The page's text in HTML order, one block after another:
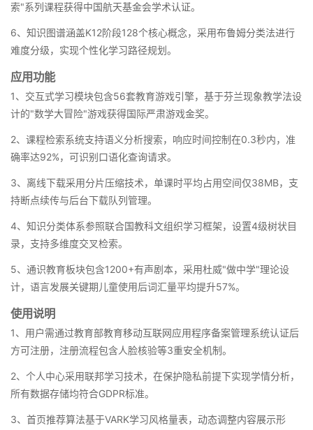
索"系列课程获得中国航天基金会学术认证。
6、知识图谱涵盖K12阶段128个核心概念，采用布鲁姆分类法进行
难度分级，实现个性化学习路径规划。
应用功能
1、交互式学习模块包含56套教育游戏引擎，基于芬兰现象教学法设
计的"数学大冒险"游戏获得国际严肃游戏金奖。
2、课程检索系统支持语义分析搜索，响应时间控制在0.3秒内，准
确率达92%，可识别口语化查询请求。
3、离线下载采用分片压缩技术，单课时平均占用空间仅38MB，支
持断点续传与后台下载队列管理。
4、知识分类体系参照联合国教科文组织学习框架，设置4级树状目
录，支持多维度交叉检索。
5、通识教育板块包含1200+有声剧本，采用杜威"做中学"理论设
计，语言发展关键期儿童使用后词汇量平均提升57%。
使用说明
1、用户需通过教育部教育移动互联网应用程序备案管理系统认证后
方可注册，注册流程包含人脸核验等3重安全机制。
2、个人中心采用联邦学习技术，在保护隐私前提下实现学情分析，
所有数据存储均符合GDPR标准。
3、首页推荐算法基于VARK学习风格量表，动态调整内容展示形